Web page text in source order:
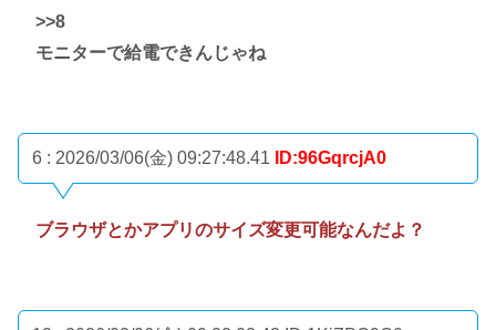
>>8
モニターで給電できんじゃね
6 : 2026/03/06(金) 09:27:48.41 ID:96GqrcjA0
ブラウザとかアプリのサイズ変更可能なんだよ？